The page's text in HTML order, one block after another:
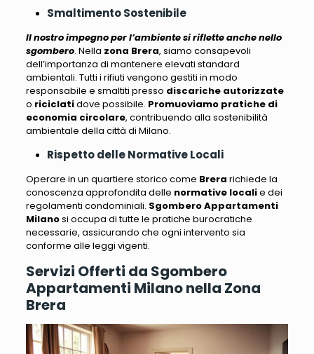
Smaltimento Sostenibile
Il nostro impegno per l’ambiente si riflette anche nello
sgombero. Nella zona Brera, siamo consapevoli
dell’importanza di mantenere elevati standard
ambientali. Tutti i rifiuti vengono gestiti in modo
responsabile e smaltiti presso discariche autorizzate
o riciclatidove possibile. Promuoviamo pratiche di
economia circolare, contribuendo alla sostenibilità
ambientale della città di Milano.
Rispetto delle Normative Locali
Operare in un quartiere storico come Brera richiede la
conoscenza approfondita delle normative localie dei
regolamenti condominiali. Sgombero Appartamenti
Milanosi occupa di tutte le pratiche burocratiche
necessarie, assicurando che ogni intervento sia
conforme alle leggi vigenti.
Servizi Offerti da Sgombero
Appartamenti Milano nella Zona
Brera